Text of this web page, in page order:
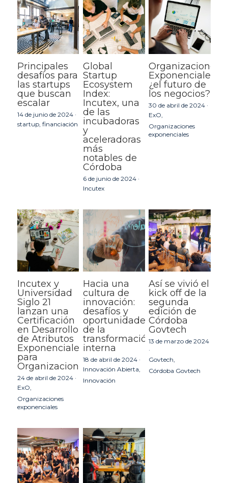
Principales
desafíos para
las startups
que buscan
escalar
14 de junio de 2024 ·
startup, financiación
Global
Startup
Ecosystem
Index:
Incutex, una
de las
incubadoras
y
aceleradoras
más
notables de
Córdoba
6 de junio de 2024 ·
Incutex
Organizaciones
Exponenciales:
¿el futuro de
los negocios?
30 de abril de 2024 ·
ExO,
Organizaciones
exponenciales
Incutex y
Universidad
Siglo 21
lanzan una
Certificación
en Desarrollo
de Atributos
Exponenciales
para
Organizaciones
24 de abril de 2024 ·
ExO,
Organizaciones
exponenciales
Hacia una
cultura de
innovación:
desafíos y
oportunidades
de la
transformación
interna
18 de abril de 2024 ·
Innovación Abierta,
Innovación
Así se vivió el
kick off de la
segunda
edición de
Córdoba
Govtech
13 de marzo de 2024
·
Govtech,
Córdoba Govtech